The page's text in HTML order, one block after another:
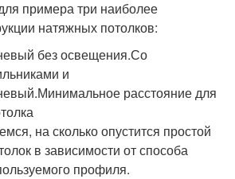
примера три наиболее
натяжных потолков:
без освещения.Со
и
расстояние для
на сколько опустится простой
в зависимости от способа
профиля.